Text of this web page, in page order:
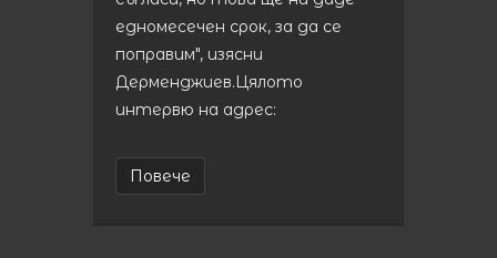
едномесечен срок, за да се
поправим", изясни
Дерменджиев.Цялото
интервю на адрес:
Повече